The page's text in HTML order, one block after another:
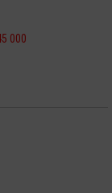
000